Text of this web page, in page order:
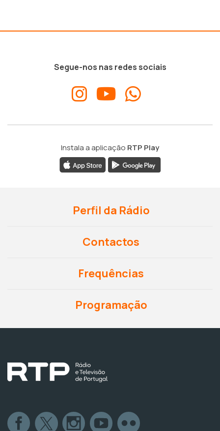
Segue-nos nas redes sociais
Instala a aplicação RTP Play
Perfil da Rádio
Contactos
Frequências
Programação